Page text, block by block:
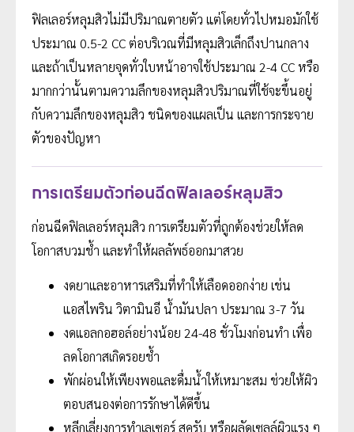
ฟิลเลอร์หลุมสิวไม่มีปริมาณตายตัว แต่โดยทั่วไปหมอมักใช้
ประมาณ 0.5-2 CC ต่อบริเวณที่มีหลุมสิวเล็กถึงปานกลาง
และถ้าเป็นหลายจุดทั่วใบหน้าอาจใช้ประมาณ 2-4 CC หรือ
มากกว่านั้นตามความลึกของหลุมสิวปริมาณที่ใช้จะขึ้นอยู่
กับความลึกของหลุมสิว ชนิดของแผลเป็น และการกระจาย
ตัวของปัญหา
การเตรียมตัวก่อนฉีดฟิลเลอร์หลุมสิว
ก่อนฉีดฟิลเลอร์หลุมสิว การเตรียมตัวที่ถูกต้องช่วยให้ลด
โอกาสบวมช้ำ และทำให้ผลลัพธ์ออกมาสวย
งดยาและอาหารเสริมที่ทำให้เลือดออกง่าย เช่น
แอสไพริน วิตามินอี น้ำมันปลา ประมาณ 3-7 วัน
งดแอลกอฮอล์อย่างน้อย 24-48 ชั่วโมงก่อนทำ เพื่อ
ลดโอกาสเกิดรอยช้ำ
พักผ่อนให้เพียงพอและดื่มน้ำให้เหมาะสม ช่วยให้ผิว
ตอบสนองต่อการรักษาได้ดีขึ้น
หลีกเลี่ยงการทำเลเซอร์ สครับ หรือผลัดเซลล์ผิวแรง ๆ